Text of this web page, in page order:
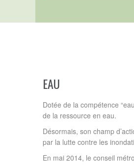
EAU
Dotée de la compétence
de la ressource en eau.
Désormais, son champ
par la lutte contre les
En mai 2014, le conseil